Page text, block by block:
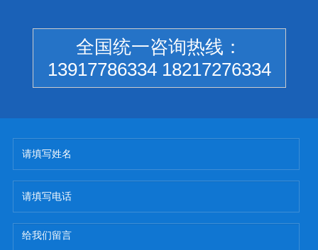
全国统一咨询热线：
13917786334 18217276334